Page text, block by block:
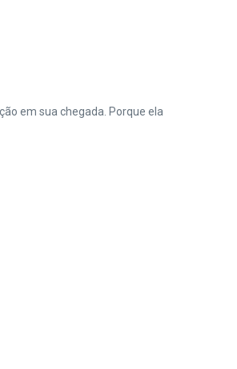
em sua chegada. Porque ela